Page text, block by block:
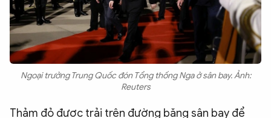
Chuyên trangAn ninh thế giới
Văn nghệ Công an
Chuyên đề
Ngoại trưởng Trung Quốc đón Tổng thống Nga ở sân bay. Ảnh:
Reuters
Thảm đỏ được trải trên đường băng sân bay để